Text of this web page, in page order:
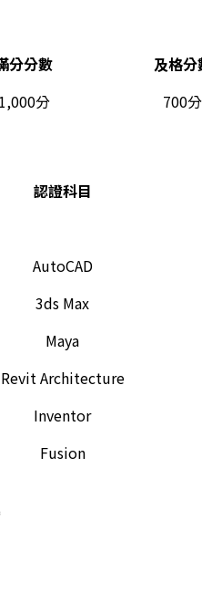
分分數 及格分
1,000分 700分
認證科目
AutoCAD
3ds Max
Maya
Revit Architecture
Inventor
Fusion